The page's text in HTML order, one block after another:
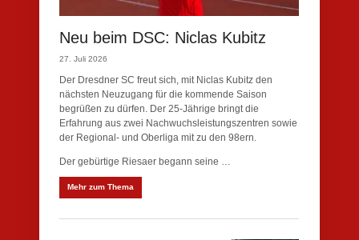
Neu beim DSC: Niclas Kubitz
27. Juli 2026
Der Dresdner SC freut sich, mit Niclas Kubitz den
nächsten Neuzugang für die kommende Saison
begrüßen zu dürfen. Der 25-Jährige bringt die
Erfahrung aus zwei Nachwuchsleistungszentren sowie
der Regional- und Oberliga mit zu den 98ern.
Der gebürtige Riesaer begann seine …
Mehr zum Thema